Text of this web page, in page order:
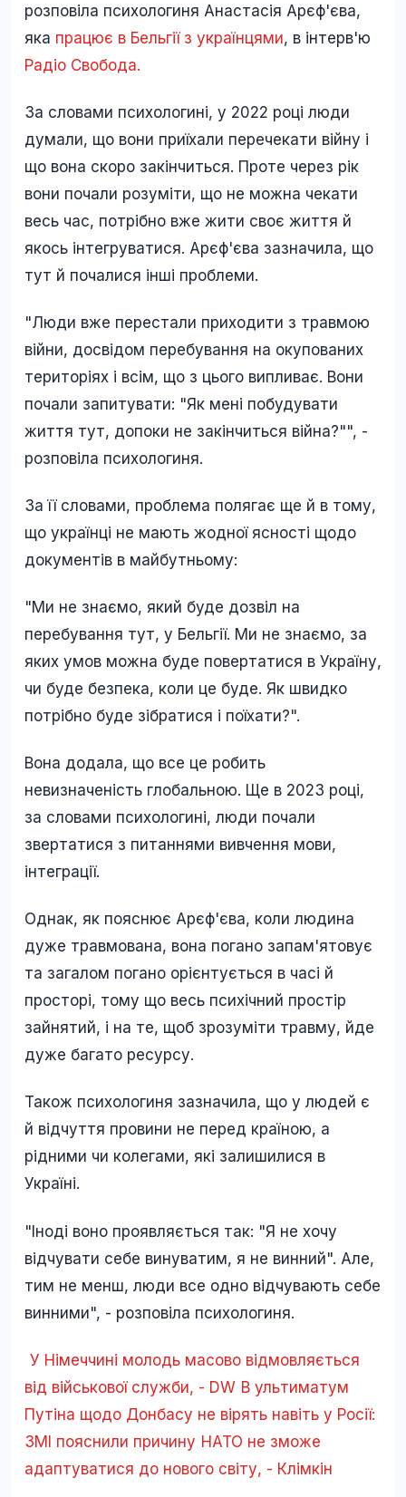
розповіла психологиня Анастасія Арєф'єва,
яка працює в Бельгії з українцями, в інтерв'ю
Радіо Свобода.
За словами психологині, у 2022 році люди
думали, що вони приїхали перечекати війну і
що вона скоро закінчиться. Проте через рік
вони почали розуміти, що не можна чекати
весь час, потрібно вже жити своє життя й
якось інтегруватися. Арєф'єва зазначила, що
тут й почалися інші проблеми.
"Люди вже перестали приходити з травмою
війни, досвідом перебування на окупованих
територіях і всім, що з цього випливає. Вони
почали запитувати: "Як мені побудувати
життя тут, допоки не закінчиться війна?"", -
розповіла психологиня.
За її словами, проблема полягає ще й в тому,
що українці не мають жодної ясності щодо
документів в майбутньому:
"Ми не знаємо, який буде дозвіл на
перебування тут, у Бельгії. Ми не знаємо, за
яких умов можна буде повертатися в Україну,
чи буде безпека, коли це буде. Як швидко
потрібно буде зібратися і поїхати?".
Вона додала, що все це робить
невизначеність глобальною. Ще в 2023 році,
за словами психологині, люди почали
звертатися з питаннями вивчення мови,
інтеграції.
Однак, як пояснює Арєф'єва, коли людина
дуже травмована, вона погано запам'ятовує
та загалом погано орієнтується в часі й
просторі, тому що весь психічний простір
зайнятий, і на те, щоб зрозуміти травму, йде
дуже багато ресурсу.
Також психологиня зазначила, що у людей є
й відчуття провини не перед країною, а
рідними чи колегами, які залишилися в
Україні.
"Іноді воно проявляється так: "Я не хочу
відчувати себе винуватим, я не винний". Але,
тим не менш, люди все одно відчувають себе
винними", - розповіла психологиня.
У Німеччині молодь масово відмовляється
від військової служби, - DW В ультиматум
Путіна щодо Донбасу не вірять навіть у Росії:
ЗМІ пояснили причину НАТО не зможе
адаптуватися до нового світу, - Клімкін